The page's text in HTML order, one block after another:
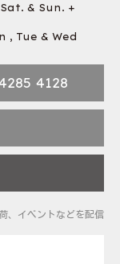
& Sun. +
, Tue & Wed
4128
、イベントなどを配信